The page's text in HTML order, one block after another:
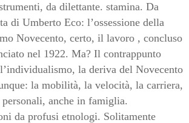
da dilettante. stamina. Da
di Umberto Eco: l’ossessione della
Novecento, certo, il lavoro , concluso
nel 1922. Ma? Il contrappunto
la deriva del Novecento
la mobilità, la velocità, la carriera,
anche in famiglia.
da profusi etnologi. Solitamente